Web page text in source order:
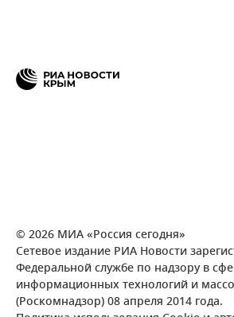
© 2026 МИА «Россия сегодня»
Сетевое издание РИА Новости
Федеральной службе по надзору в
информационных технологий и
(Роскомнадзор) 08 апреля 2014 года.